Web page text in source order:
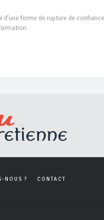
forme de rupture de confiance
NOUS ? CONTACT